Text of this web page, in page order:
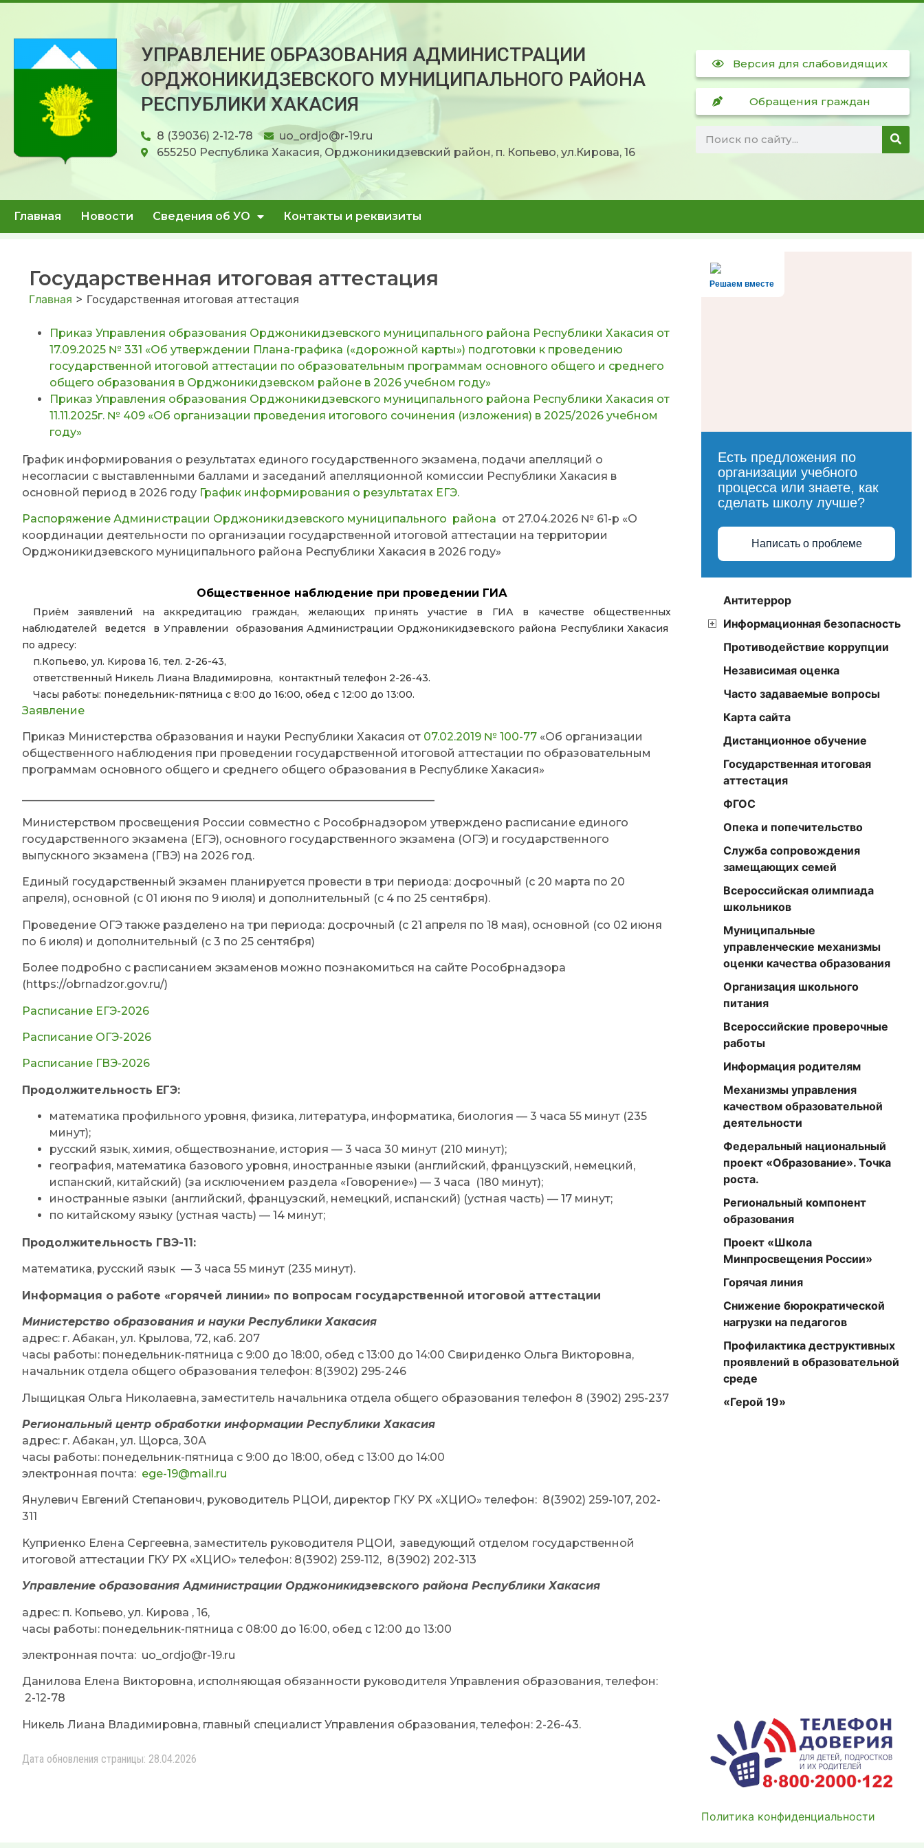
УПРАВЛЕНИЕ ОБРАЗОВАНИЯ АДМИНИСТРАЦИИ
ОРДЖОНИКИДЗЕВСКОГО МУНИЦИПАЛЬНОГО РАЙОНА
РЕСПУБЛИКИ ХАКАСИЯ
8 (39036) 2-12-78
uo_ordjo@r-19.ru
655250 Республика Хакасия, Орджоникидзевский район, п. Копьево, ул.Кирова, 16
Версия для слабовидящих
Обращения граждан
Главная Новости Сведения об УО Контакты и реквизиты
Государственная итоговая аттестация
Главная > Государственная итоговая аттестация
Приказ Управления образования Орджоникидзевского муниципального района Республики Хакасия от
17.09.2025 № 331 «Об утверждении Плана-графика («дорожной карты») подготовки к проведению
государственной итоговой аттестации по образовательным программам основного общего и среднего
общего образования в Орджоникидзевском районе в 2026 учебном году»
Приказ Управления образования Орджоникидзевского муниципального района Республики Хакасия от
11.11.2025г. № 409 «Об организации проведения итогового сочинения (изложения) в 2025/2026 учебном
году»
График информирования о результатах единого государственного экзамена, подачи апелляций о
несогласии с выставленными баллами и заседаний апелляционной комиссии Республики Хакасия в
основной период в 2026 году График информирования о результатах ЕГЭ.
Распоряжение Администрации Орджоникидзевского муниципального района от 27.04.2026 № 61-р «О
координации деятельности по организации государственной итоговой аттестации на территории
Орджоникидзевского муниципального района Республики Хакасия в 2026 году»
Общественное наблюдение при проведении ГИА
Приём заявлений на аккредитацию граждан, желающих принять участие в ГИА в качестве общественных
наблюдателей ведется в Управлении образования Администрации Орджоникидзевского района Республики Хакасия
по адресу:
п.Копьево, ул. Кирова 16, тел. 2-26-43,
ответственный Никель Лиана Владимировна, контактный телефон 2-26-43.
Часы работы: понедельник-пятница с 8:00 до 16:00, обед с 12:00 до 13:00.
Заявление
Приказ Министерства образования и науки Республики Хакасия от 07.02.2019 № 100-77 «Об организации
общественного наблюдения при проведении государственной итоговой аттестации по образовательным
программам основного общего и среднего общего образования в Республике Хакасия»
Министерством просвещения России совместно с Рособрнадзором утверждено расписание единого
государственного экзамена (ЕГЭ), основного государственного экзамена (ОГЭ) и государственного
выпускного экзамена (ГВЭ) на 2026 год.
Единый государственный экзамен планируется провести в три периода: досрочный (с 20 марта по 20
апреля), основной (с 01 июня по 9 июля) и дополнительный (с 4 по 25 сентября).
Проведение ОГЭ также разделено на три периода: досрочный (с 21 апреля по 18 мая), основной (со 02 июня
по 6 июля) и дополнительный (с 3 по 25 сентября)
Более подробно с расписанием экзаменов можно познакомиться на сайте Рособрнадзора
(https://obrnadzor.gov.ru/)
Расписание ЕГЭ-2026
Расписание ОГЭ-2026
Расписание ГВЭ-2026
Продолжительность ЕГЭ:
математика профильного уровня, физика, литература, информатика, биология — 3 часа 55 минут (235
минут);
русский язык, химия, обществознание, история — 3 часа 30 минут (210 минут);
география, математика базового уровня, иностранные языки (английский, французский, немецкий,
испанский, китайский) (за исключением раздела «Говорение») — 3 часа (180 минут);
иностранные языки (английский, французский, немецкий, испанский) (устная часть) — 17 минут;
по китайскому языку (устная часть) — 14 минут;
Продолжительность ГВЭ-11:
математика, русский язык — 3 часа 55 минут (235 минут).
Информация о работе «горячей линии» по вопросам государственной итоговой аттестации
Министерство образования и науки Республики Хакасия
адрес: г. Абакан, ул. Крылова, 72, каб. 207
часы работы: понедельник-пятница с 9:00 до 18:00, обед с 13:00 до 14:00 Свириденко Ольга Викторовна,
начальник отдела общего образования телефон: 8(3902) 295-246
Лыщицкая Ольга Николаевна, заместитель начальника отдела общего образования телефон 8 (3902) 295-237
Региональный центр обработки информации Республики Хакасия
адрес: г. Абакан, ул. Щорса, 30А
часы работы: понедельник-пятница с 9:00 до 18:00, обед с 13:00 до 14:00
электронная почта: ege-19@mail.ru
Янулевич Евгений Степанович, руководитель РЦОИ, директор ГКУ РХ «ХЦИО» телефон: 8(3902) 259-107, 202-
311
Куприенко Елена Сергеевна, заместитель руководителя РЦОИ, заведующий отделом государственной
итоговой аттестации ГКУ РХ «ХЦИО» телефон: 8(3902) 259-112, 8(3902) 202-313
Управление образования Администрации Орджоникидзевского района Республики Хакасия
адрес: п. Копьево, ул. Кирова , 16,
часы работы: понедельник-пятница с 08:00 до 16:00, обед с 12:00 до 13:00
электронная почта: uo_ordjo@r-19.ru
Данилова Елена Викторовна, исполняющая обязанности руководителя Управления образования, телефон:
2-12-78
Никель Лиана Владимировна, главный специалист Управления образования, телефон: 2-26-43.
Дата обновления страницы: 28.04.2026
Решаем вместе
Есть предложения по
организации учебного
процесса или знаете, как
сделать школу лучше?
Написать о проблеме
Антитеррор
Информационная безопасность
Противодействие коррупции
Независимая оценка
Часто задаваемые вопросы
Карта сайта
Дистанционное обучение
Государственная итоговая
аттестация
ФГОС
Опека и попечительство
Служба сопровождения
замещающих семей
Всероссийская олимпиада
школьников
Муниципальные
управленческие механизмы
оценки качества образования
Организация школьного
питания
Всероссийские проверочные
работы
Информация родителям
Механизмы управления
качеством образовательной
деятельности
Федеральный национальный
проект «Образование». Точка
роста.
Региональный компонент
образования
Проект «Школа
Минпросвещения России»
Горячая линия
Снижение бюрократической
нагрузки на педагогов
Профилактика деструктивных
проявлений в образовательной
среде
«Герой 19»
Политика конфиденциальности